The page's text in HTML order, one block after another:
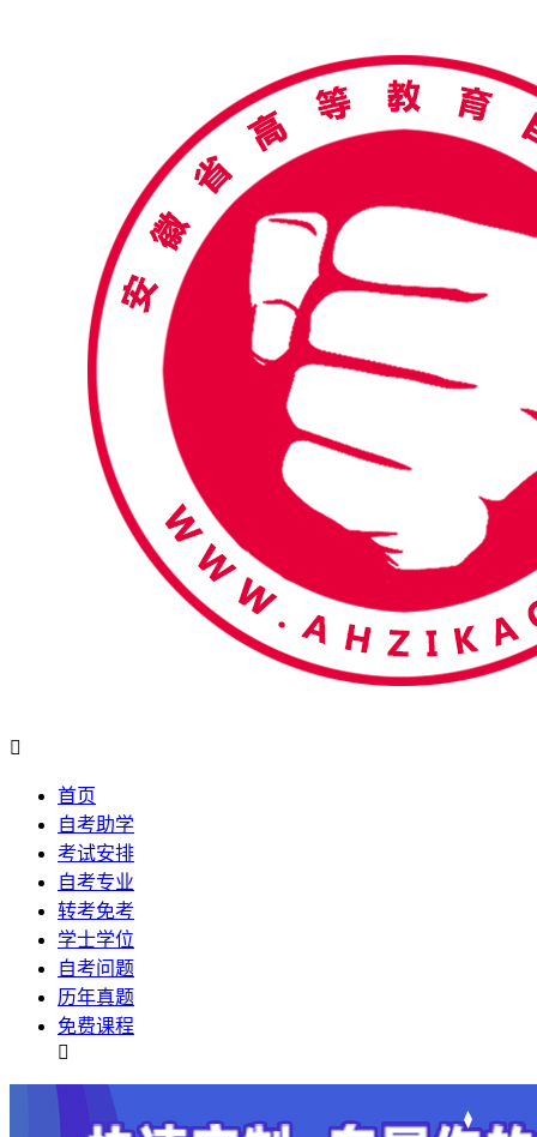

首页
自考助学
考试安排
自考专业
转考免考
学士学位
自考问题
历年真题
免费课程
